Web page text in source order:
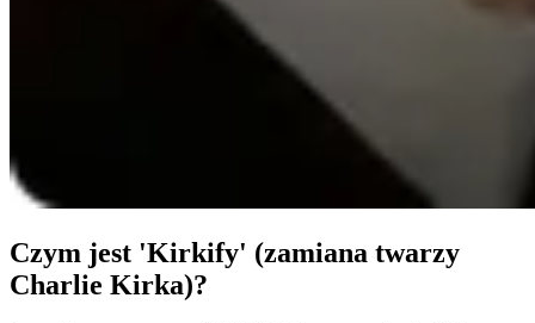
Czym jest 'Kirkify' (zamiana twarzy
Charlie Kirka)?